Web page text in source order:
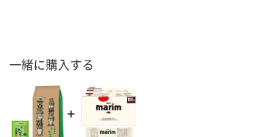
一緒に購入する